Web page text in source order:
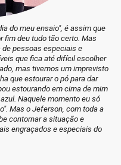
do meu ensaio", é assim que
fim deu tudo tão certo. Mas
pessoas especiais e
que fica até difícil escolher
mas tivemos um imprevisto
que estourar o pó para dar
estourando em cima de mim
Naquele momento eu só
Mas o Jeferson, com toda a
contornar a situação e
engraçados e especiais do